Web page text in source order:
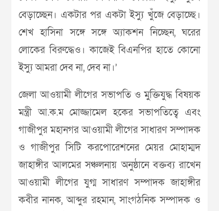
বেড়াচ্ছেন। একটার পর একটা ইস্যু খুঁজে বেড়াচ্ছে।
শেখ হাসিনা সঙ্গে সঙ্গে অ্যাকশন নিচ্ছেন, ঘরের
লোকের বিরুদ্ধেও। কাজেই বিএনপির হাতে কোনো
ইস্যু আমরা দেব না, দেব না।’
জেলা আওয়ামী লীগের সভাপতি ও মুক্তিযুদ্ধ বিষয়ক
মন্ত্রী আ.ক.ম মোজ্জামেল হকের সভাপতিত্বে এবং
গাজীপুর মহানগর আওয়ামী লীগের সাধারণ সম্পাদক
ও গাজীপুর সিটি করপোরেশনের মেয়র মোহাম্মদ
জাহাঙ্গীর আলমের সঞ্চলনায় অনুষ্ঠানে বক্তব্য রাখেন
আওয়ামী লীগের যুগ্ম সাধারণ সম্পাদক জাহাঙ্গীর
কবীর নানক, আব্দুর রহমান, সাংগঠনিক সম্পাদক ও